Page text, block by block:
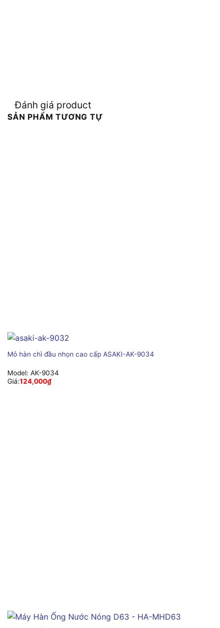
Đánh giá product
SẢN PHẨM TƯƠNG TỰ
Mỏ hàn chì đầu nhọn cao cấp ASAKI-AK-9034
Model: AK-9034
Giá:124,000₫